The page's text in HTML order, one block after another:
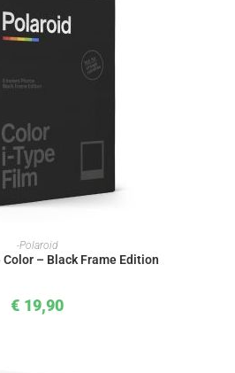
WARENKORB
-Polaroid
– Black Frame Edition
€ 19,90